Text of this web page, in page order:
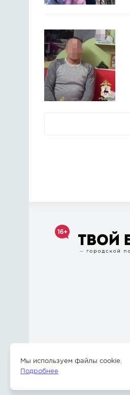
© 2009-2026 «
Мы используем файлы cookie.
Подробнее